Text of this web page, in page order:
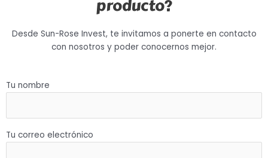
producto?
Desde Sun-Rose Invest, te invitamos a ponerte en contacto
con nosotros y poder conocernos mejor.
Tu nombre
Tu correo electrónico